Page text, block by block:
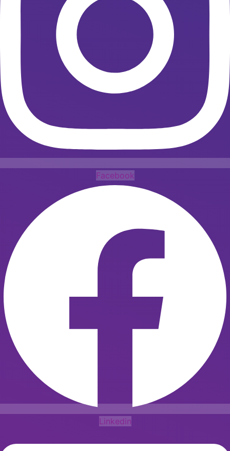
Facebook
Linkedin